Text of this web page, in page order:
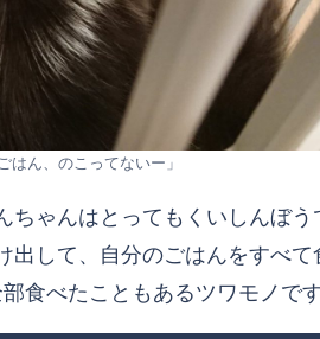
はん、のこってないー」
ゃんはとってもくいしんぼう
して、自分のごはんをすべて
食べたこともあるツワモノです